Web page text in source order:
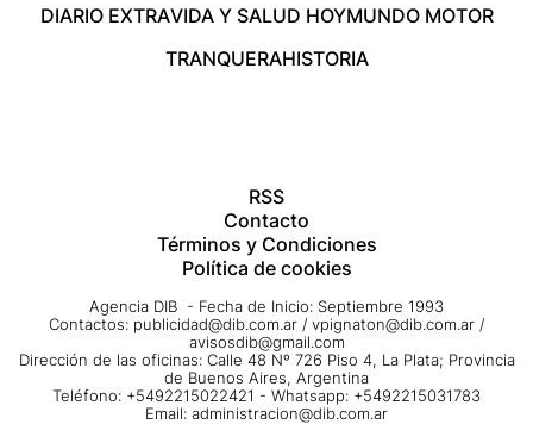
DIARIO EXTRAVIDA Y SALUD HOYMUNDO MOTOR
TRANQUERAHISTORIA
RSS
Contacto
Términos y Condiciones
Política de cookies
Agencia DIB - Fecha de Inicio: Septiembre 1993
Contactos: publicidad@dib.com.ar / vpignaton@dib.com.ar /
avisosdib@gmail.com
Dirección de las oficinas: Calle 48 Nº 726 Piso 4, La Plata; Provincia
de Buenos Aires, Argentina
Teléfono: +5492215022421 - Whatsapp: +5492215031783
Email: administracion@dib.com.ar